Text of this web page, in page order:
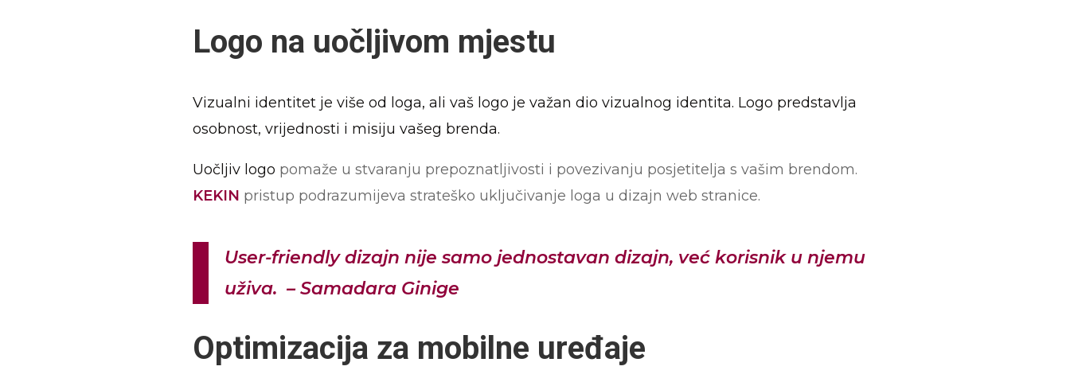
Logo na uočljivom mjestu
Vizualni identitet je više od loga, ali vaš logo je važan dio vizualnog identita. Logo predstavlja
osobnost, vrijednosti i misiju vašeg brenda.
Uočljiv logo pomaže u stvaranju prepoznatljivosti i povezivanju posjetitelja s vašim brendom.
KEKIN pristup podrazumijeva strateško uključivanje loga u dizajn web stranice.
User-friendly dizajn nije samo jednostavan dizajn, već korisnik u njemu
uživa. – Samadara Ginige
Optimizacija za mobilne uređaje